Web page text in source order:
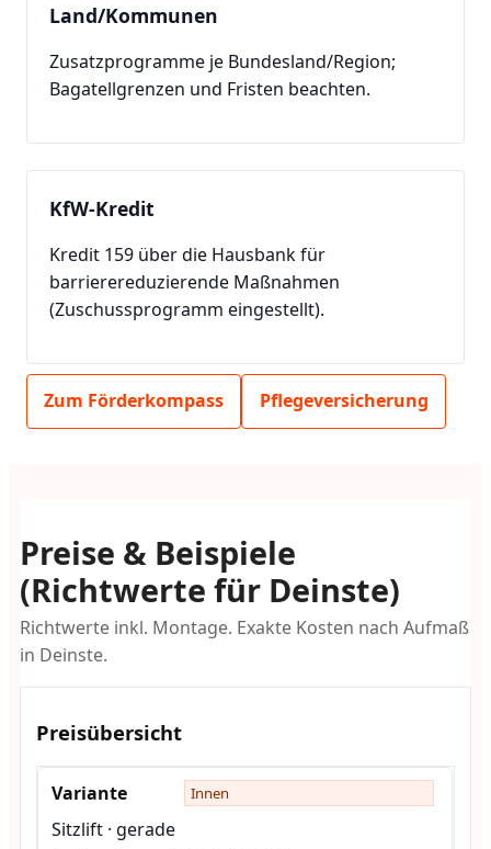
Land/Kommunen
Zusatzprogramme je Bundesland/Region;
Bagatellgrenzen und Fristen beachten.
KfW-Kredit
Kredit 159 über die Hausbank für
barrierereduzierende Maßnahmen
(Zuschussprogramm eingestellt).
Zum Förderkompass Pflegeversicherung
Preise & Beispiele
(Richtwerte für Deinste)
Richtwerte inkl. Montage. Exakte Kosten nach Aufmaß
in Deinste.
Preisübersicht
Innen
Sitzlift · gerade